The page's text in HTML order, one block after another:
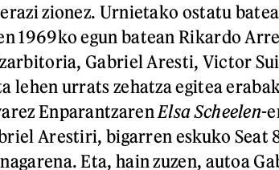
zionez. Urnietako ostatu
1969ko egun batean Rikardo
Gabriel Aresti, Victor
lehen urrats zehatza egitea
Enparantzaren Elsa Scheelen-
Arestiri, bigarren eskuko
Eta, hain zuzen, autoa